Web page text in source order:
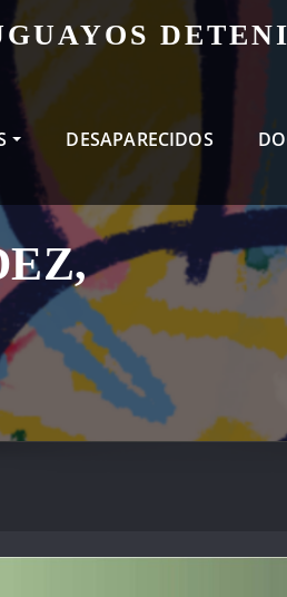
DESAPARECIDOS